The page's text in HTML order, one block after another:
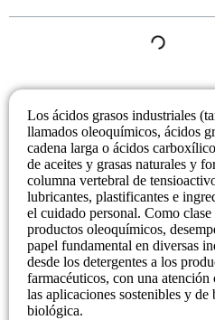
Los ácidos grasos industriales
llamados oleoquímicos, ácidos
cadena larga o ácidos
de aceites y grasas naturales y
columna vertebral de
lubricantes, plastificantes e
el cuidado personal. Como clase
productos oleoquímicos,
papel fundamental en diversas
desde los detergentes a los
farmacéuticos, con una atención
las aplicaciones sostenibles y de
biológica.